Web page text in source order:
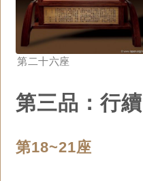
第二十六座
第三品：行續
第18~21座